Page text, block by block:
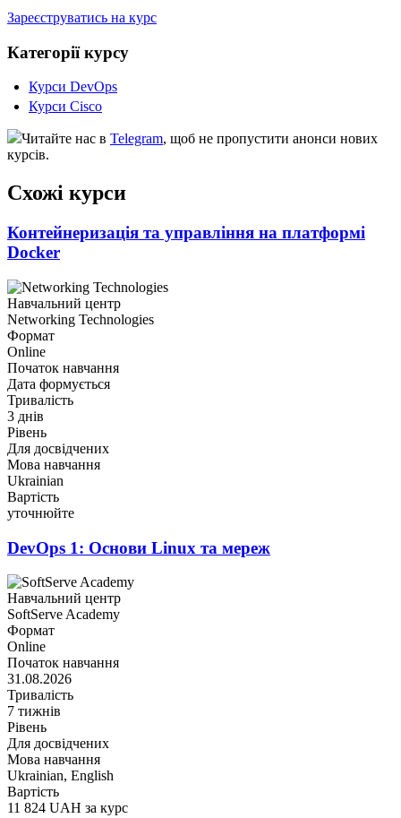
Зареєструватись на курс
Категорії курсу
Курси DevOps
Курси Cisco
Читайте нас в Telegram, щоб не пропустити анонси нових
курсів.
Схожі курси
Контейнеризація та управління на платформі
Docker
Навчальний центр
Networking Technologies
Формат
Online
Початок навчання
Дата формується
Тривалість
3 днів
Рівень
Для досвідчених
Мова навчання
Ukrainian
Вартість
уточнюйте
DevOps 1: Основи Linux та мереж
Навчальний центр
SoftServe Academy
Формат
Online
Початок навчання
31.08.2026
Тривалість
7 тижнів
Рівень
Для досвідчених
Мова навчання
Ukrainian, English
Вартість
11 824 UAH за курс